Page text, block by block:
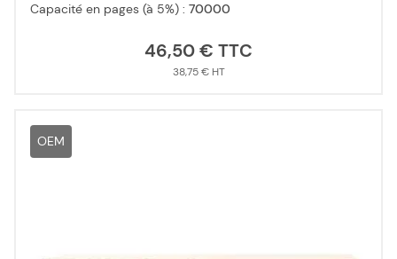
Capacité en pages (à 5%) : 70000
46,50 €
38,75 €
OEM